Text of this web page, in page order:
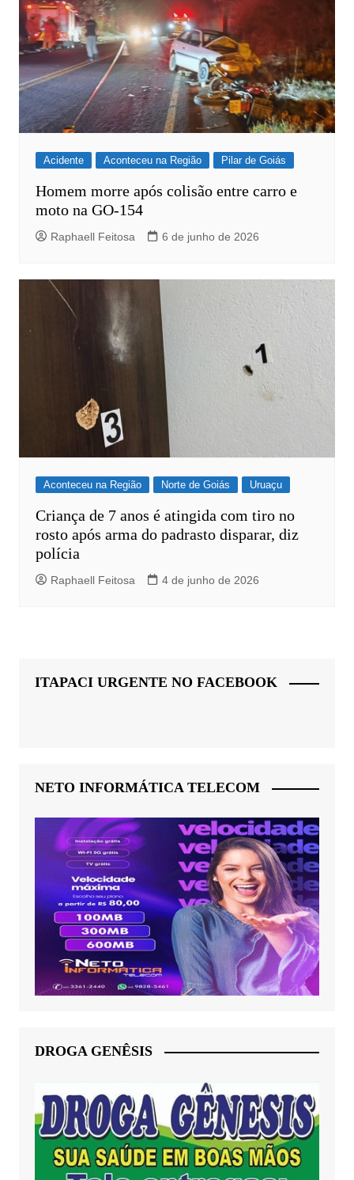
Acidente Aconteceu na Região Pilar de Goiás
Homem morre após colisão entre carro e
moto na GO-154
Raphaell Feitosa 6 de junho de 2026
Aconteceu na Região Norte de Goiás Uruaçu
Criança de 7 anos é atingida com tiro no
rosto após arma do padrasto disparar, diz
polícia
Raphaell Feitosa 4 de junho de 2026
ITAPACI URGENTE NO FACEBOOK
NETO INFORMÁTICA TELECOM
DROGA GENÊSIS